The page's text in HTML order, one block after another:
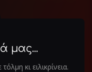
μας...
κι ειλικρίνεια.